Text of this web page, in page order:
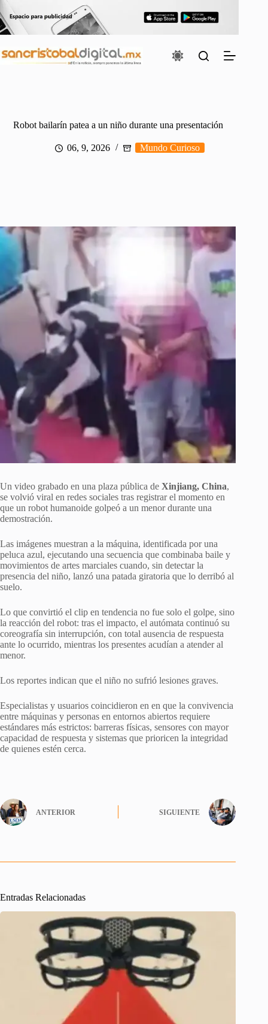
al
contenido
Robot bailarín patea a un niño durante una presentación
06, 9, 2026 Mundo Curioso
Un video grabado en una plaza pública de Xinjiang, China,
se volvió viral en redes sociales tras registrar el momento en
que un robot humanoide golpeó a un menor durante una
demostración.
Las imágenes muestran a la máquina, identificada por una
peluca azul, ejecutando una secuencia que combinaba baile y
movimientos de artes marciales cuando, sin detectar la
presencia del niño, lanzó una patada giratoria que lo derribó al
suelo.
Lo que convirtió el clip en tendencia no fue solo el golpe, sino
la reacción del robot: tras el impacto, el autómata continuó su
coreografía sin interrupción, con total ausencia de respuesta
ante lo ocurrido, mientras los presentes acudían a atender al
menor.
Los reportes indican que el niño no sufrió lesiones graves.
Especialistas y usuarios coincidieron en en que la convivencia
entre máquinas y personas en entornos abiertos requiere
estándares más estrictos: barreras físicas, sensores con mayor
capacidad de respuesta y sistemas que prioricen la integridad
de quienes estén cerca.
ANTERIOR SIGUIENTE
Entradas Relacionadas